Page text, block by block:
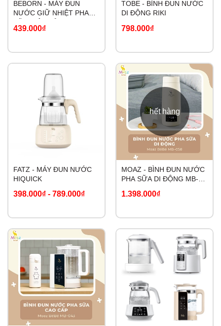
BEBORN - MÁY ĐUN
NƯỚC GIỮ NHIỆT PHA
439.000₫
TOBE - BÌNH ĐUN NƯỚC
DI ĐỘNG RIKI
798.000₫
FATZ - MÁY ĐUN NƯỚC
HIQUICK
398.000₫ - 789.000₫
hết hàng
MOAZ - BÌNH ĐUN NƯỚC
PHA SỮA DI ĐỘNG MB-
1.398.000₫